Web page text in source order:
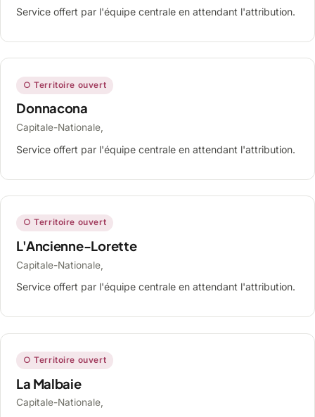
Service offert par l'équipe centrale en attendant l'attribution.
○ Territoire ouvert
Donnacona
Capitale-Nationale,
Service offert par l'équipe centrale en attendant l'attribution.
○ Territoire ouvert
L'Ancienne-Lorette
Capitale-Nationale,
Service offert par l'équipe centrale en attendant l'attribution.
○ Territoire ouvert
La Malbaie
Capitale-Nationale,